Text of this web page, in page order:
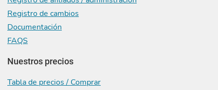
Registro de cambios
Documentación
FAQS
Nuestros precios
Tabla de precios / Comprar